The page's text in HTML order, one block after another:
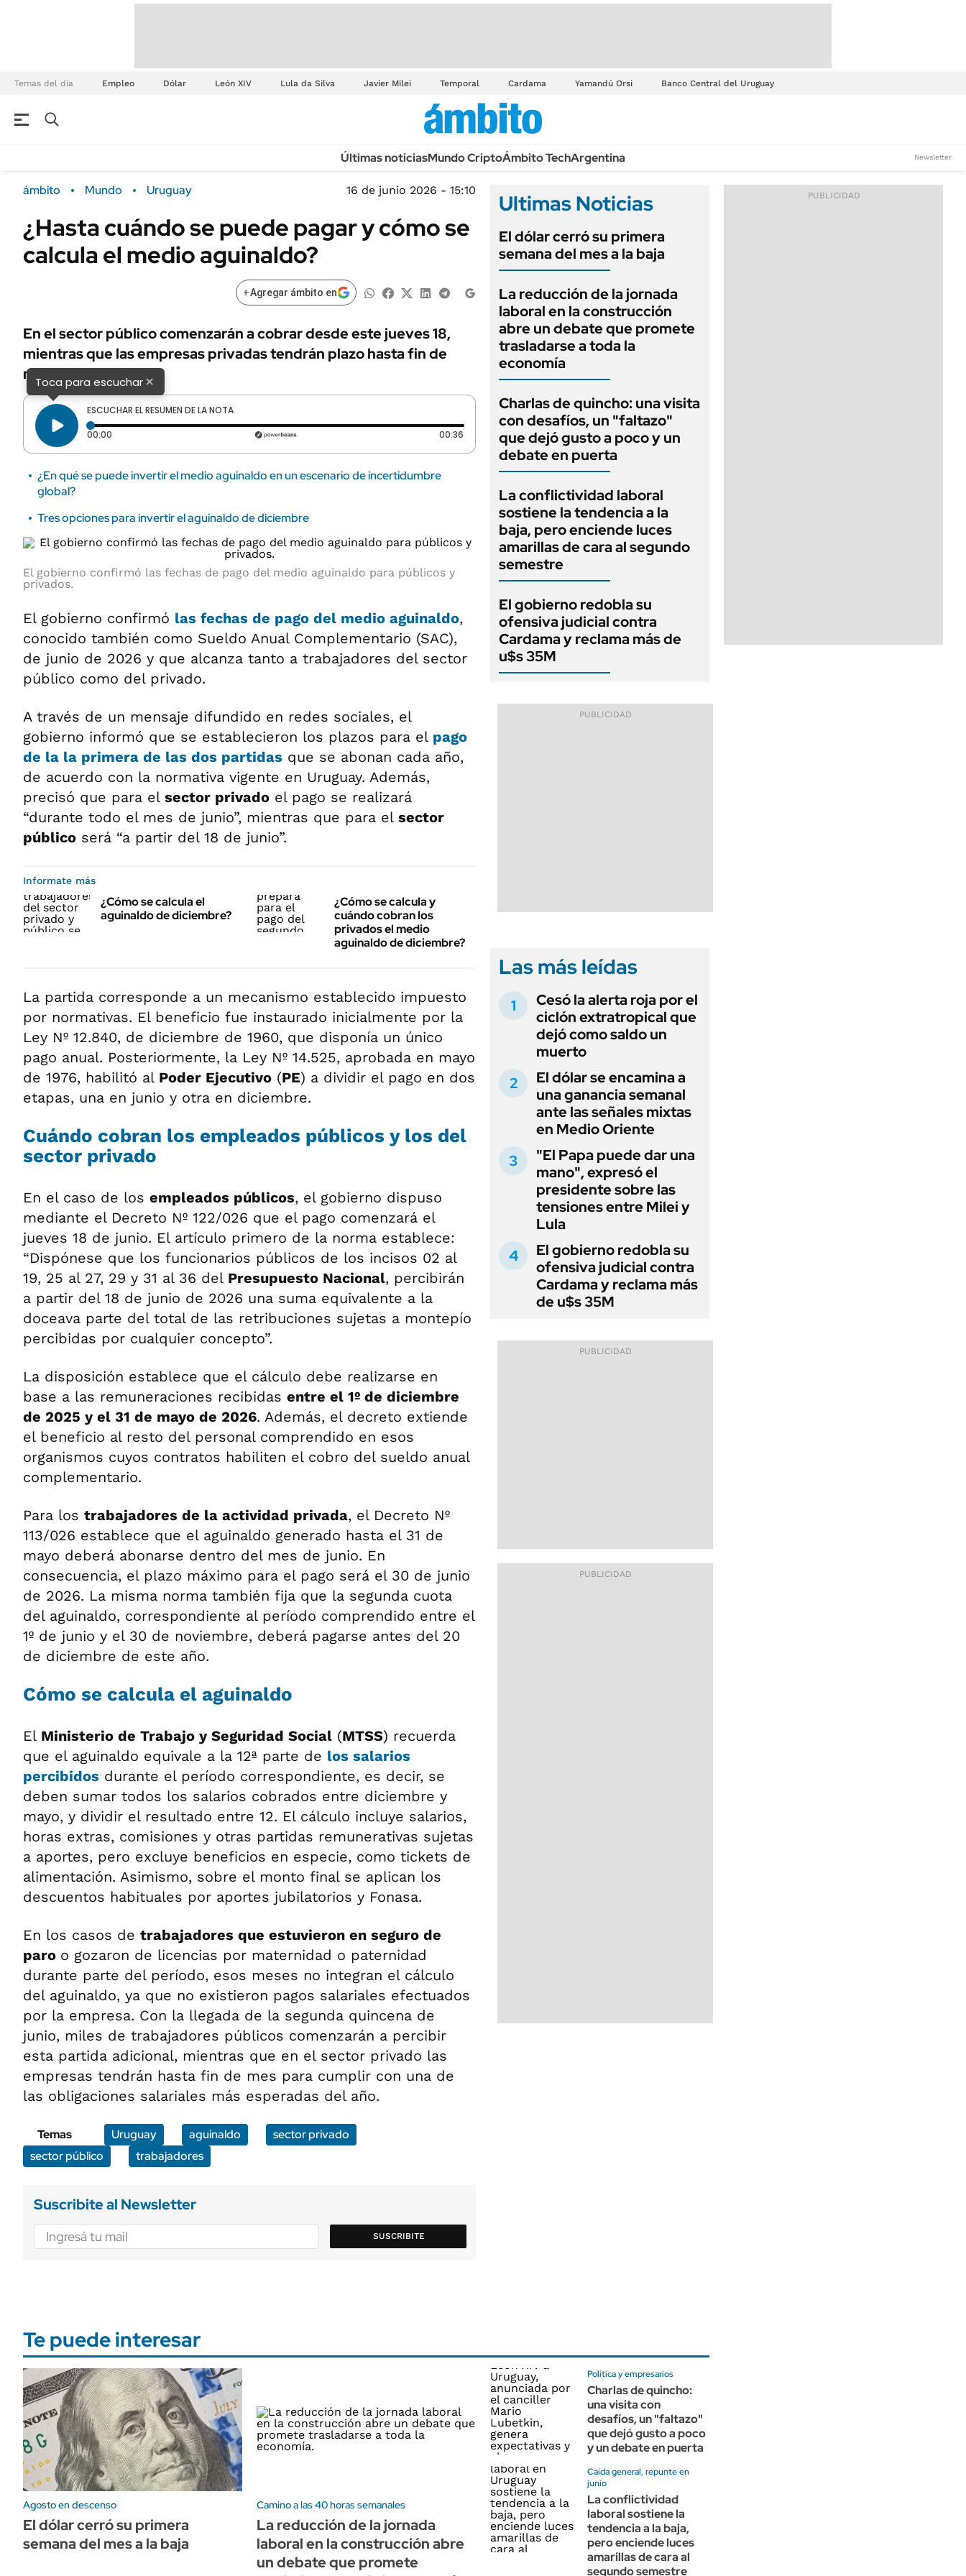
Temas del día Empleo Dólar León XIV Lula da Silva Javier Milei Temporal Cardama Yamandú Orsi Banco Central del Uruguay
Últimas noticiasMundo CriptoÁmbito TechArgentina Newsletter
ámbito Mundo Uruguay 16 de junio 2026 - 15:10
¿Hasta cuándo se puede pagar y cómo se
calcula el medio aguinaldo?
+Agregar ámbito en
En el sector público comenzarán a cobrar desde este jueves 18,
mientras que las empresas privadas tendrán plazo hasta fin de
mes.
Toca para escuchar×
ESCUCHAR EL RESUMEN DE LA NOTA
00:00 Tiempo transcurrido: 0 segundos 00:36 Duración: 36 segundos
¿En qué se puede invertir el medio aguinaldo en un escenario de incertidumbre
global?
Tres opciones para invertir el aguinaldo de diciembre
El gobierno confirmó las fechas de pago del medio aguinaldo para públicos y
privados.
El gobierno confirmó las fechas de pago del medio aguinaldo,
conocido también como Sueldo Anual Complementario (SAC),
de junio de 2026 y que alcanza tanto a trabajadores del sector
público como del privado.
A través de un mensaje difundido en redes sociales, el
gobierno informó que se establecieron los plazos para el pago
de la la primera de las dos partidas que se abonan cada año,
de acuerdo con la normativa vigente en Uruguay. Además,
precisó que para el sector privado el pago se realizará
“durante todo el mes de junio”, mientras que para el sector
público será “a partir del 18 de junio”.
Informate más
¿Cómo se calcula el
aguinaldo de diciembre?
¿Cómo se calcula y
cuándo cobran los
privados el medio
aguinaldo de diciembre?
La partida corresponde a un mecanismo establecido impuesto
por normativas. El beneficio fue instaurado inicialmente por la
Ley Nº 12.840, de diciembre de 1960, que disponía un único
pago anual. Posteriormente, la Ley Nº 14.525, aprobada en mayo
de 1976, habilitó al Poder Ejecutivo (PE) a dividir el pago en dos
etapas, una en junio y otra en diciembre.
Cuándo cobran los empleados públicos y los del
sector privado
En el caso de los empleados públicos, el gobierno dispuso
mediante el Decreto Nº 122/026 que el pago comenzará el
jueves 18 de junio. El artículo primero de la norma establece:
“Dispónese que los funcionarios públicos de los incisos 02 al
19, 25 al 27, 29 y 31 al 36 del Presupuesto Nacional, percibirán
a partir del 18 de junio de 2026 una suma equivalente a la
doceava parte del total de las retribuciones sujetas a montepío
percibidas por cualquier concepto”.
La disposición establece que el cálculo debe realizarse en
base a las remuneraciones recibidas entre el 1º de diciembre
de 2025 y el 31 de mayo de 2026. Además, el decreto extiende
el beneficio al resto del personal comprendido en esos
organismos cuyos contratos habiliten el cobro del sueldo anual
complementario.
Para los trabajadores de la actividad privada, el Decreto Nº
113/026 establece que el aguinaldo generado hasta el 31 de
mayo deberá abonarse dentro del mes de junio. En
consecuencia, el plazo máximo para el pago será el 30 de junio
de 2026. La misma norma también fija que la segunda cuota
del aguinaldo, correspondiente al período comprendido entre el
1º de junio y el 30 de noviembre, deberá pagarse antes del 20
de diciembre de este año.
Cómo se calcula el aguinaldo
El Ministerio de Trabajo y Seguridad Social (MTSS) recuerda
que el aguinaldo equivale a la 12ª parte de los salarios
percibidos durante el período correspondiente, es decir, se
deben sumar todos los salarios cobrados entre diciembre y
mayo, y dividir el resultado entre 12. El cálculo incluye salarios,
horas extras, comisiones y otras partidas remunerativas sujetas
a aportes, pero excluye beneficios en especie, como tickets de
alimentación. Asimismo, sobre el monto final se aplican los
descuentos habituales por aportes jubilatorios y Fonasa.
En los casos de trabajadores que estuvieron en seguro de
paro o gozaron de licencias por maternidad o paternidad
durante parte del período, esos meses no integran el cálculo
del aguinaldo, ya que no existieron pagos salariales efectuados
por la empresa. Con la llegada de la segunda quincena de
junio, miles de trabajadores públicos comenzarán a percibir
esta partida adicional, mientras que en el sector privado las
empresas tendrán hasta fin de mes para cumplir con una de
las obligaciones salariales más esperadas del año.
Temas Uruguay aguinaldo
sector privado
sector público
trabajadores
Suscribite al Newsletter
SUSCRIBITE
Ultimas Noticias
El dólar cerró su primera
semana del mes a la baja
La reducción de la jornada
laboral en la construcción
abre un debate que promete
trasladarse a toda la
economía
Charlas de quincho: una visita
con desafíos, un "faltazo"
que dejó gusto a poco y un
debate en puerta
La conflictividad laboral
sostiene la tendencia a la
baja, pero enciende luces
amarillas de cara al segundo
semestre
El gobierno redobla su
ofensiva judicial contra
Cardama y reclama más de
u$s 35M
Las más leídas
Cesó la alerta roja por el
ciclón extratropical que
dejó como saldo un
muerto
El dólar se encamina a
una ganancia semanal
ante las señales mixtas
en Medio Oriente
"El Papa puede dar una
mano", expresó el
presidente sobre las
tensiones entre Milei y
Lula
El gobierno redobla su
ofensiva judicial contra
Cardama y reclama más
de u$s 35M
Te puede interesar
Agosto en descenso
El dólar cerró su primera
semana del mes a la baja
Camino a las 40 horas semanales
La reducción de la jornada
laboral en la construcción abre
un debate que promete
Política y empresarios
Charlas de quincho:
una visita con
desafíos, un "faltazo"
que dejó gusto a poco
y un debate en puerta
Caída general, repunte en
junio
La conflictividad
laboral sostiene la
tendencia a la baja,
pero enciende luces
amarillas de cara al
segundo semestre